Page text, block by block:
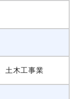
土木工事業